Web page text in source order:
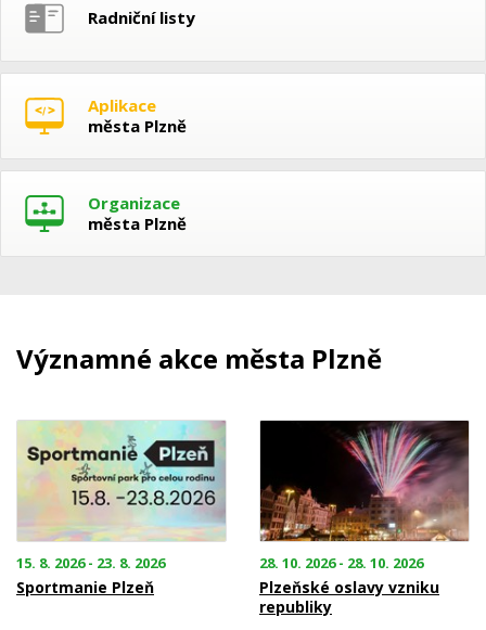
Radniční listy
Aplikace
města Plzně
Organizace
města Plzně
Významné akce města Plzně
15. 8. 2026 - 23. 8. 2026
Sportmanie Plzeň
28. 10. 2026 - 28. 10. 2026
Plzeňské oslavy vzniku
republiky